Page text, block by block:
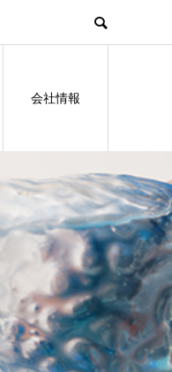
会社情報